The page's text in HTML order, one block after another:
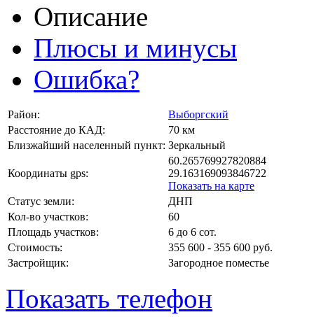
Описание
Плюсы и минусы
Ошибка?
Район:
Выборгский
Расстояние до КАД:
70 км
Близжайший населенный пункт: Зеркальный
Координаты gps:
60.265769927820884
29.163169093846722
Показать на карте
Статус земли:
ДНП
Кол-во участков:
60
Площадь участков:
6 до 6 сот.
Стоимость:
355 600 - 355 600 руб.
Застройщик:
Загородное поместье
Показать телефон